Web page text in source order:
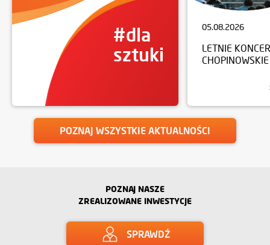
#dla
sztuki
05.08.2026
LETNIE
CHOPINOWSKIE
POZNAJ WSZYSTKIE AKTUALNOŚCI
POZNAJ NASZE
ZREALIZOWANE INWESTYCJE
SPRAWDŹ